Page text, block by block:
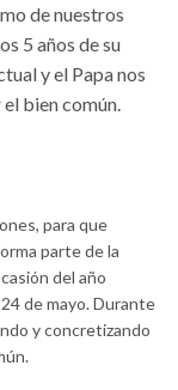
de nuestros
5 años de su
y el Papa nos
bien común.
para que
parte de la
del año
de mayo. Durante
y concretizando